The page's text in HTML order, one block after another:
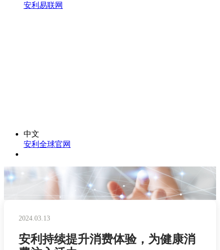
安利易联网
中文
安利全球官网
2024.03.13
安利持续提升消费体验，为健康消